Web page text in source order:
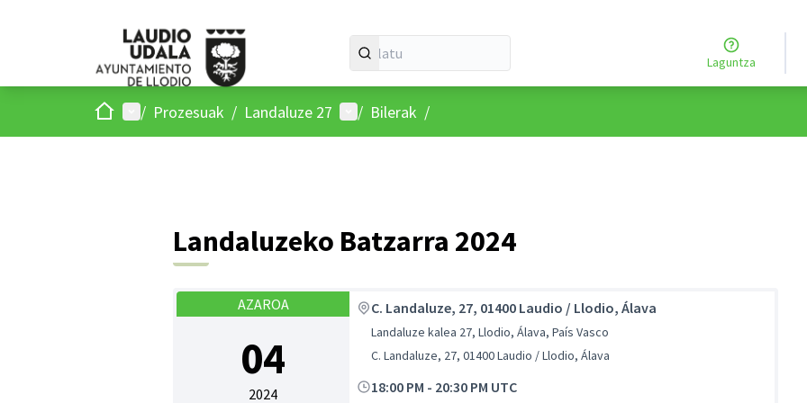
Laguntza
HasieraMenu nagusia
/ Prozesuak / Landaluze 27 Parte-hartzailearen menua
/ Bilerak /
Landaluzeko Batzarra 2024
AZAROA
04
2024
C. Landaluze, 27, 01400 Laudio / Llodio, Álava
Landaluze kalea 27, Llodio, Álava, País Vasco
C. Landaluze, 27, 01400 Laudio / Llodio, Álava
18:00 PM - 20:30 PM UTC